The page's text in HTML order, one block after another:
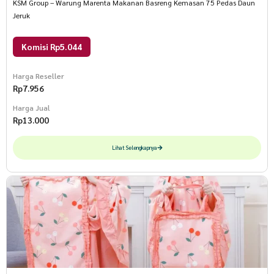
KSM Group – Warung Marenta Makanan Basreng Kemasan 75 Pedas Daun
Jeruk
Komisi Rp5.044
Harga Reseller
Rp7.956
Harga Jual
Rp13.000
Lihat Selengkapnya